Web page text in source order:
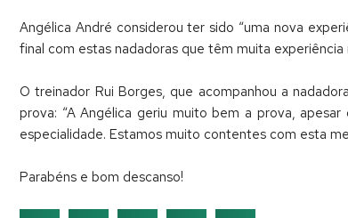
Angélica André considerou ter sido “uma nova
final com estas nadadoras que têm muita
O treinador Rui Borges, que acompanhou a
prova: “A Angélica geriu muito bem a prova,
especialidade. Estamos muito contentes com esta
Parabéns e bom descanso!